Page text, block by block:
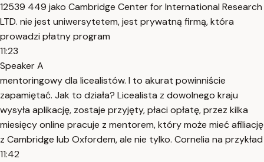
12539 449 jako Cambridge Center for International Research
LTD. nie jest uniwersytetem, jest prywatną firmą, która
prowadzi płatny program
11:23
Speaker A
mentoringowy dla licealistów. I to akurat powinniście
zapamiętać. Jak to działa? Licealista z dowolnego kraju
wysyła aplikację, zostaje przyjęty, płaci opłatę, przez kilka
miesięcy online pracuje z mentorem, który może mieć afiliację
z Cambridge lub Oxfordem, ale nie tylko. Cornelia na przykład
11:42